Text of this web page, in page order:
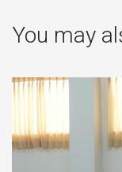
You may